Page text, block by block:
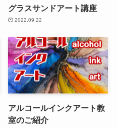
グラスサンドアート講座
2022.09.22
アルコールインクアート教
室のご紹介